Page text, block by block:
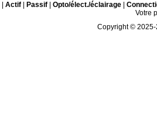
Actif| Passif| Opto/élect./éclairage|
Votre
Copyright © 2025-